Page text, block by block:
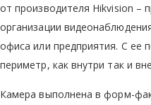
от производителя Hikvision –
организации
офиса или предприятия. С
периметр, как внутри так и
Камера выполнена в форм-